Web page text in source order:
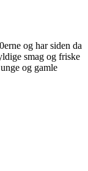
og har siden da
smag og friske
og gamle